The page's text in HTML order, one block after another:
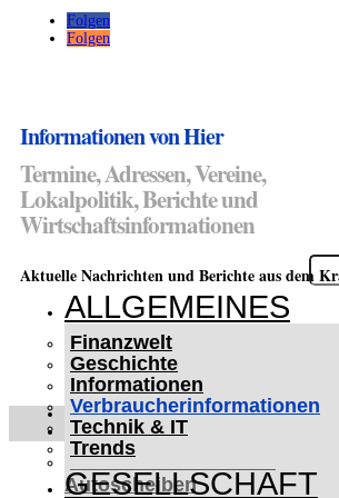
Folgen
Folgen
Informationen von Hier
Termine, Adressen, Vereine,
Lokalpolitik, Berichte und
Wirtschaftsinformationen
Aktuelle Nachrichten und Berichte aus dem
ALLGEMEINES
Finanzwelt
Geschichte
Informationen
Verbraucherinformationen
Technik & IT
Trends
GESELLSCHAFT
WETTERWARNUNGEN
WINTER IM KRAICHGAU
Lifehacks für vereiste
Autoscheiben